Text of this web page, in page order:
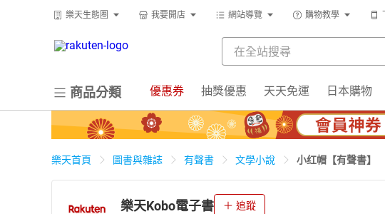
樂天生態圈 我要開店 網站導覽 購物教學
商品分類 優惠券 抽獎優惠 天天免運 日本購物
樂天首頁 圖書與雜誌 有聲書 文學小說 小红帽【有聲書】
樂天Kobo電子書 追蹤